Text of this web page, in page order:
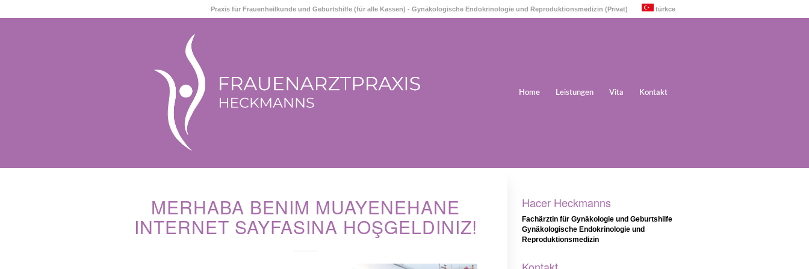
Praxis für Frauenheilkunde und Geburtshilfe (für alle Kassen) - Gynäkologische Endokrinologie und Reproduktionsmedizin (Privat) türkce
Home Leistungen Vita Kontakt
MERHABA BENIM MUAYENEHANE
INTERNET SAYFASINA HOŞGELDINIZ!
Hacer Heckmanns
Fachärztin für Gynäkologie und Geburtshilfe
Gynäkologische Endokrinologie und
Reproduktionsmedizin